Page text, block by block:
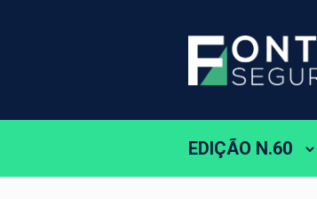
EDIÇÃO N.60